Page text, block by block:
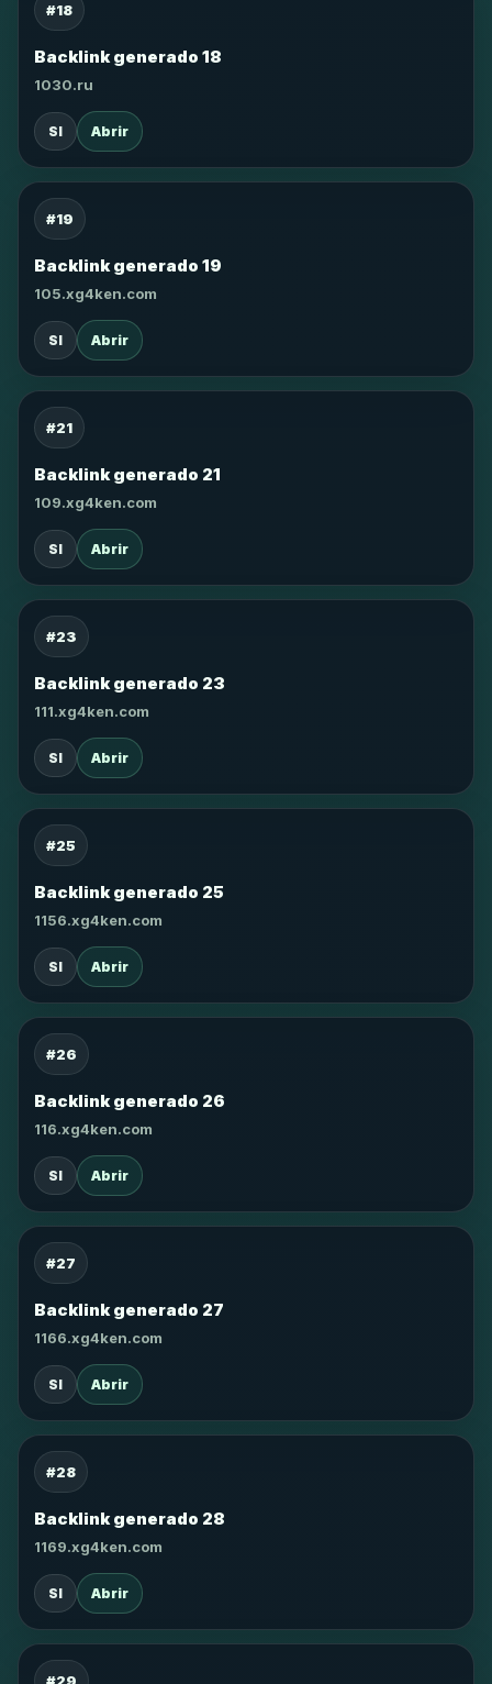
#18
Backlink generado 18
1030.ru
SI Abrir
#19
Backlink generado 19
105.xg4ken.com
SI Abrir
#21
Backlink generado 21
109.xg4ken.com
SI Abrir
#23
Backlink generado 23
111.xg4ken.com
SI Abrir
#25
Backlink generado 25
1156.xg4ken.com
SI Abrir
#26
Backlink generado 26
116.xg4ken.com
SI Abrir
#27
Backlink generado 27
1166.xg4ken.com
SI Abrir
#28
Backlink generado 28
1169.xg4ken.com
SI Abrir